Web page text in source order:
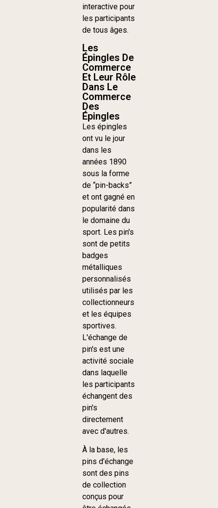
interactive pour
les participants
de tous âges.
Les
Épingles De
Commerce
Et Leur Rôle
Dans Le
Commerce
Des
Épingles
Les épingles
ont vu le jour
dans les
années 1890
sous la forme
de “pin-backs”
et ont gagné en
popularité dans
le domaine du
sport. Les pin's
sont de petits
badges
métalliques
personnalisés
utilisés par les
collectionneurs
et les équipes
sportives.
L'échange de
pin's est une
activité sociale
dans laquelle
les participants
échangent des
pin's
directement
avec d'autres.
À la base, les
pins d'échange
sont des pins
de collection
conçus pour